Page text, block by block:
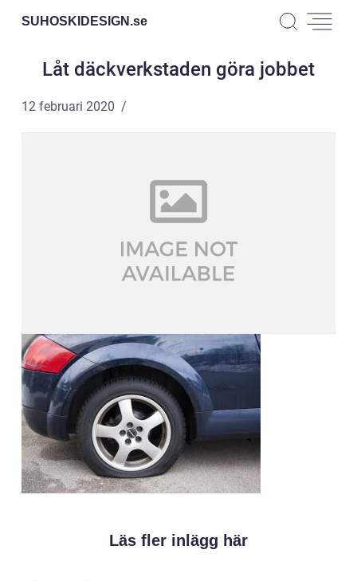
SUHOSKIDESIGN.se
Låt däckverkstaden göra jobbet
12 februari 2020
Läs fler inlägg här